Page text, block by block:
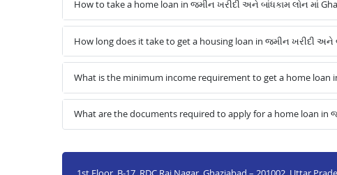
How to take a home loan in જમીન ખરીદી અને બાંધકામ લોન માં
How long does it take to get a housing loan in જમીન ખરીદી અને
What is the minimum income requirement to get a home loan
What are the documents required to apply for a home loan in